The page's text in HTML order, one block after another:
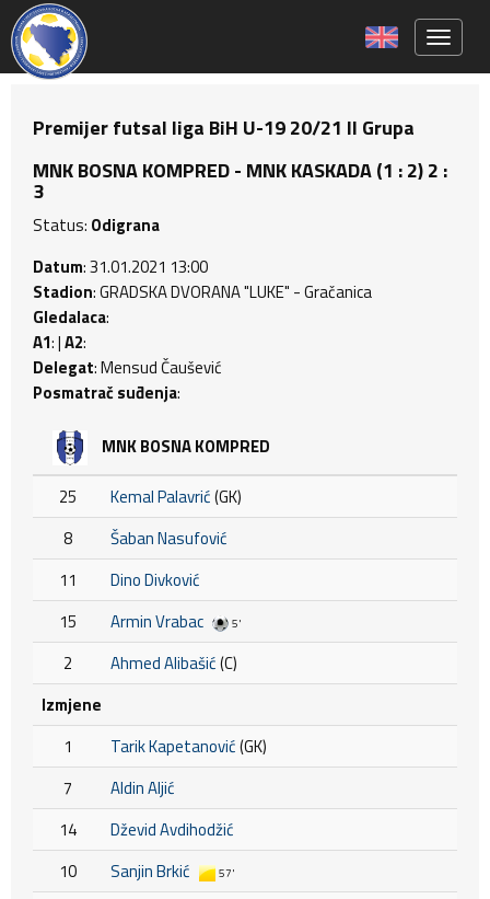
Premijer futsal liga BiH U-19 20/21 II Grupa
MNK BOSNA KOMPRED - MNK KASKADA (1 : 2) 2 :
3
Status: Odigrana
Datum: 31.01.2021 13:00
Stadion: GRADSKA DVORANA "LUKE" - Gračanica
Gledalaca:
A1: |A2:
Delegat: Mensud Čaušević
Posmatrač suđenja:
MNK BOSNA KOMPRED
25 Kemal Palavrić(GK)
8
Šaban Nasufović
11
Dino Divković
15
Armin Vrabac 5'
2 Ahmed Alibašić(C)
Izmjene
1
Tarik Kapetanović(GK)
7
Aldin Aljić
14
Dževid Avdihodžić
10
Sanjin Brkić 57'